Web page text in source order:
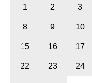
1 2 3
8 9 10
15 16 17
22 23 24